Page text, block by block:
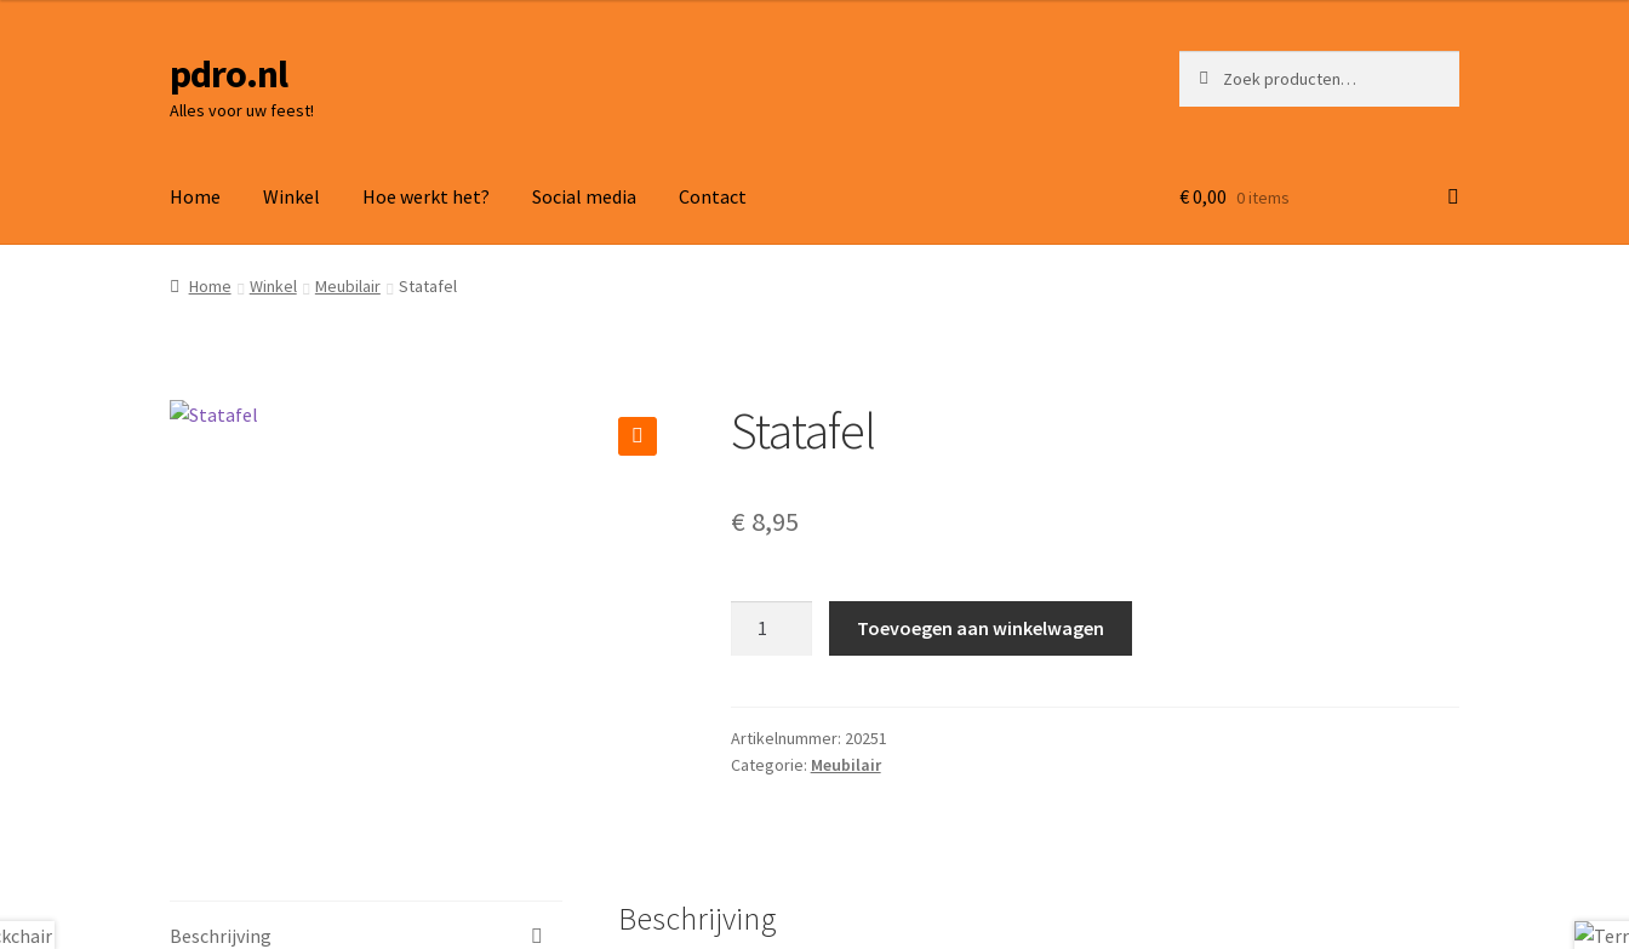
Ga
door
naar
Ga
naar
de
pdro.nl
Alles voor uw feest!
naar:
Home Winkel Hoe werkt het? Social media Contact €0,00 0 items
Home Winkel Meubilair Statafel
Statafel
€ 8,95
Toevoegen aan winkelwagen
Artikelnummer: 20251
Categorie: Meubilair
Beschrijving Beschrijving